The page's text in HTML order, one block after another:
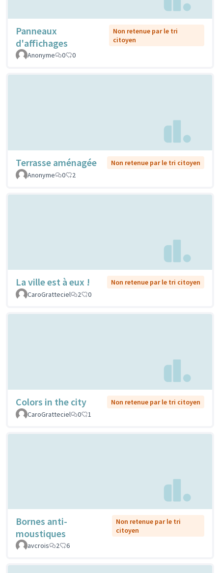
Panneaux
d'affichages
Non retenue par le tri
citoyen
Anonyme
0 0
Terrasse aménagée
Non retenue par le tri citoyen
Anonyme
0 2
La ville est à eux !
Non retenue par le tri citoyen
CaroGratteciel
2 0
Colors in the city
Non retenue par le tri citoyen
CaroGratteciel
0 1
Bornes anti-
moustiques
Non retenue par le tri
citoyen
avcrois
2 6